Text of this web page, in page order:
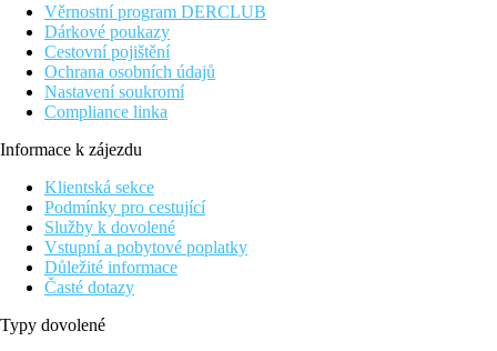
Věrnostní program DERCLUB
Dárkové poukazy
Cestovní pojištění
Ochrana osobních údajů
Nastavení soukromí
Compliance linka
Informace k zájezdu
Klientská sekce
Podmínky pro cestující
Služby k dovolené
Vstupní a pobytové poplatky
Důležité informace
Časté dotazy
Typy dovolené